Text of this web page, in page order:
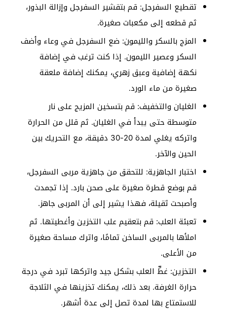
تقطيع السفرجل: قم بتقشير السفرجل وإزالة البذور،
ثم قطعه إلى مكعبات صغيرة.
المزج بالسكر والليمون: ضع السفرجل في وعاء وأضف
السكر وعصير الليمون. إذا كنت ترغب في إضافة
نكهة إضافية وعبق زهري، يمكنك إضافة ملعقة
صغيرة من ماء الورد.
الغليان والتخفيف: قم بتسخين المزيج على نار
متوسطة حتى يبدأ في الغليان. ثم قلل من الحرارة
واتركه يغلي لمدة 20-30 دقيقة، مع التحريك بين
الحين والآخر.
اختبار الجاهزية: للتحقق من جاهزية مربى السفرجل،
قم بوضع قطرة صغيرة على صحن بارد. إذا تجمدت
وأصبحت ثقيلة، فهذا يشير إلى أن المربى جاهز.
تعبئة العلب: قم بتعقيم علب التخزين وأغطيتها. ثم
املأها بالمربى الساخن تمامًا، واترك مساحة صغيرة
من الأعلى.
التخزين: غطِّ العلب بشكل جيد واتركها تبرد في درجة
حرارة الغرفة. بعد ذلك، يمكنك تخزينها في الثلاجة
للاستمتاع بها لمدة تصل إلى عدة أشهر.